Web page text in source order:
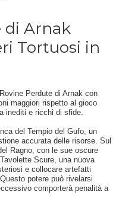
di Arnak
Tortuosi in
Perdute di Arnak con
maggiori rispetto al gioco
inediti e ricchi di sfide.
del Tempio del Gufo, un
accurata delle risorse. Sul
Ragno, con le sue oscure
Scure, una nuova
e collocare artefatti
potere può rivelarsi
comporterà penalità a